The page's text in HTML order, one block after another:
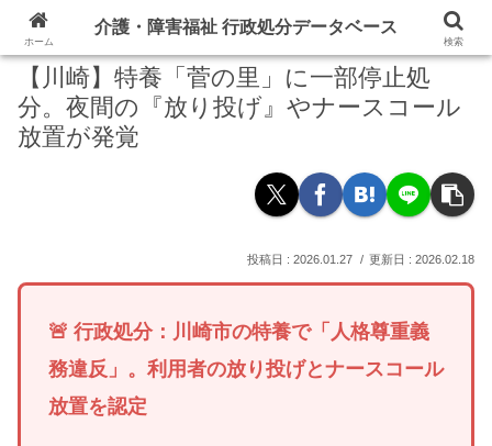
【川崎】特養「菅の里」に一部停止処
分。夜間の『放り投げ』やナースコール
放置が発覚
2026.01.27 2026.02.18
🚨 行政処分：川崎市の特養で「人格尊重義
務違反」。利用者の放り投げとナースコール
放置を認定
ホーム
介護・障害福祉 行政処分データベース
検索